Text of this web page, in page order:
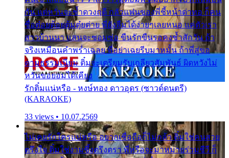
กัน แต่หวั่นจะช้ำดวงฤดี กลัวแฟนของพี่ชี้หน้าด่าทอ ก็คน
ชื่อต๋อยต้อยตุ้มตุ๋ยต่าย พี่ยังลืมได้ง่ายๆเลยหนอ แค่ตัวเรา
สาวบ้านนา แสนจะซอมซ่อ ขืนรักขืนรอคงช้ำสักวัน ถ้า
จริงเหมือนคำพร่ำเฉลย พี่อย่าเฉยรีบมาหมั้น ถ้าพี่สู่ขอ
ตามธรรมเนียม ติ๋มจะเตรียมรับเกลียวสัมพันธ์ ผิดหวังไม่
หวั่นขอยอมได้เคียง
รักติ๋มแน่หรือ - หงษ์ทอง ดาวอุดร (ซาวด์ดนตรี)
(KARAOKE)
33 views • 10.07.2569
ไม่เคยรักใครแน่หรือ อยากเชื่อถือก็ไม่กล้า ติ๋มใช่คนสวย
ตรึงใจ ติ๋มใช่งามซึ้งตรึงตรา พี่หรือจะมาหมายร่วมชีวี ก็